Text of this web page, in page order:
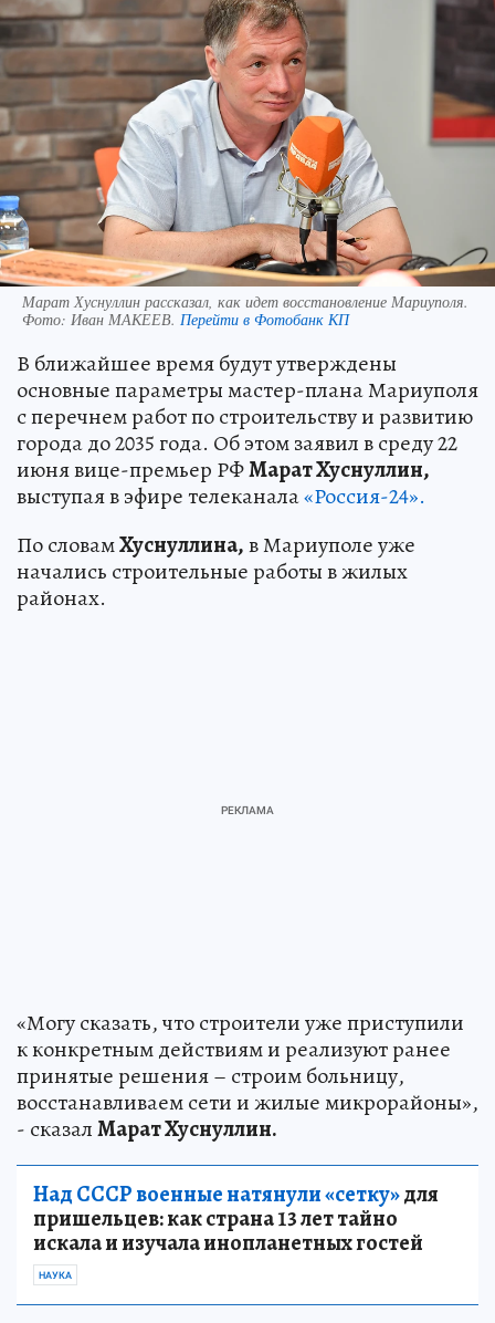
Марат Хуснуллин рассказал, как идет восстановление Мариуполя.
Фото: Иван МАКЕЕВ. Перейти в Фотобанк КП
В ближайшее время будут утверждены
основные параметры мастер-плана Мариуполя
с перечнем работ по строительству и развитию
города до 2035 года. Об этом заявил в среду 22
июня вице-премьер РФМарат Хуснуллин,
выступая в эфире телеканала«Россия-24».
По словамХуснуллина,в Мариуполе уже
начались строительные работы в жилых
районах.
«Могу сказать, что строители уже приступили
к конкретным действиям и реализуют ранее
принятые решения – строим больницу,
восстанавливаем сети и жилые микрорайоны»,
- сказалМарат Хуснуллин.
Над СССР военные натянули «сетку»для
пришельцев: как страна 13 лет тайно
искала и изучала инопланетных гостей
НАУКА